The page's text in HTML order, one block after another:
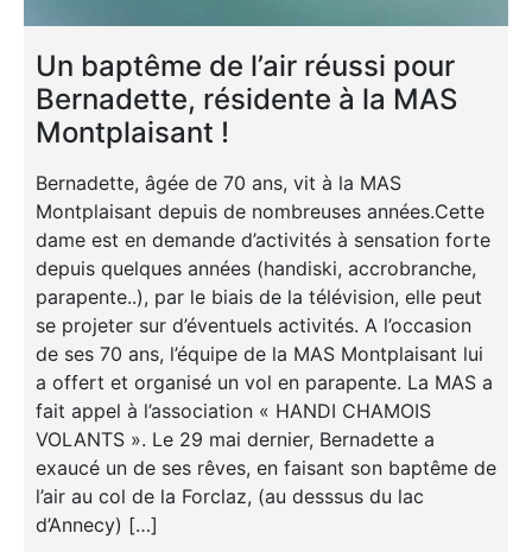
Un baptême de l’air réussi pour
Bernadette, résidente à la MAS
Montplaisant !
Bernadette, âgée de 70 ans, vit à la MAS
Montplaisant depuis de nombreuses années.Cette
dame est en demande d’activités à sensation forte
depuis quelques années (handiski, accrobranche,
parapente..), par le biais de la télévision, elle peut
se projeter sur d’éventuels activités. A l’occasion
de ses 70 ans, l’équipe de la MAS Montplaisant lui
a offert et organisé un vol en parapente. La MAS a
fait appel à l’association « HANDI CHAMOIS
VOLANTS ». Le 29 mai dernier, Bernadette a
exaucé un de ses rêves, en faisant son baptême de
l’air au col de la Forclaz, (au desssus du lac
d’Annecy) […]